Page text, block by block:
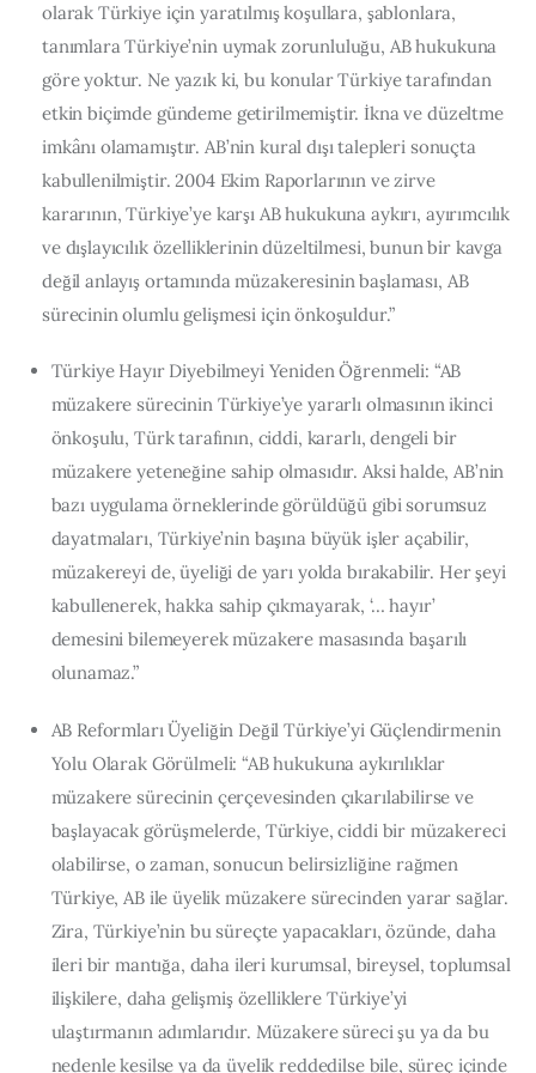
olarak Türkiye için yaratılmış koşullara, şablonlara,
tanımlara Türkiye’nin uymak zorunluluğu, AB hukukuna
göre yoktur. Ne yazık ki, bu konular Türkiye tarafından
etkin biçimde gündeme getirilmemiştir. İkna ve düzeltme
imkânı olamamıştır. AB’nin kural dışı talepleri sonuçta
kabullenilmiştir. 2004 Ekim Raporlarının ve zirve
kararının, Türkiye’ye karşı AB hukukuna aykırı, ayırımcılık
ve dışlayıcılık özelliklerinin düzeltilmesi, bunun bir kavga
değil anlayış ortamında müzakeresinin başlaması, AB
sürecinin olumlu gelişmesi için önkoşuldur.”
Türkiye Hayır Diyebilmeyi Yeniden Öğrenmeli: “AB
müzakere sürecinin Türkiye’ye yararlı olmasının ikinci
önkoşulu, Türk tarafının, ciddi, kararlı, dengeli bir
müzakere yeteneğine sahip olmasıdır. Aksi halde, AB’nin
bazı uygulama örneklerinde görüldüğü gibi sorumsuz
dayatmaları, Türkiye’nin başına büyük işler açabilir,
müzakereyi de, üyeliği de yarı yolda bırakabilir. Her şeyi
kabullenerek, hakka sahip çıkmayarak, ‘… hayır’
demesini bilemeyerek müzakere masasında başarılı
olunamaz.”
AB Reformları Üyeliğin Değil Türkiye’yi Güçlendirmenin
Yolu Olarak Görülmeli: “AB hukukuna aykırılıklar
müzakere sürecinin çerçevesinden çıkarılabilirse ve
başlayacak görüşmelerde, Türkiye, ciddi bir müzakereci
olabilirse, o zaman, sonucun belirsizliğine rağmen
Türkiye, AB ile üyelik müzakere sürecinden yarar sağlar.
Zira, Türkiye’nin bu süreçte yapacakları, özünde, daha
ileri bir mantığa, daha ileri kurumsal, bireysel, toplumsal
ilişkilere, daha gelişmiş özelliklere Türkiye’yi
ulaştırmanın adımlarıdır. Müzakere süreci şu ya da bu
nedenle kesilse ya da üyelik reddedilse bile, süreç içinde